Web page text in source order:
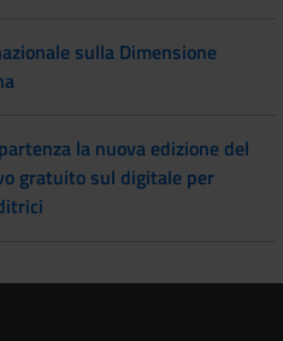
sulla Dimensione
la nuova edizione del
gratuito sul digitale per